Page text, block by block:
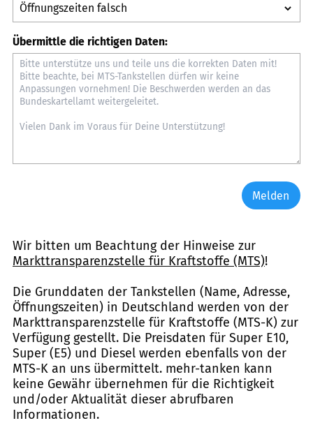
Übermittle die richtigen Daten:
Melden
Wir bitten um Beachtung der Hinweise zur
Markttransparenzstelle für Kraftstoffe (MTS)!
Die Grunddaten der Tankstellen (Name, Adresse,
Öffnungszeiten) in Deutschland werden von der
Markttransparenzstelle für Kraftstoffe (MTS-K) zur
Verfügung gestellt. Die Preisdaten für Super E10,
Super (E5) und Diesel werden ebenfalls von der
MTS-K an uns übermittelt. mehr-tanken kann
keine Gewähr übernehmen für die Richtigkeit
und/oder Aktualität dieser abrufbaren
Informationen.